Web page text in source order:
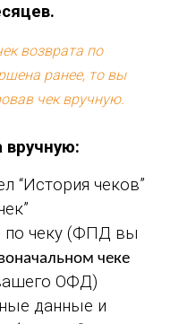
возврата по
ранее, то вы
чек вручную.
“История чеков”
по чеку (ФПД вы
чеке
ОФД)
данные и